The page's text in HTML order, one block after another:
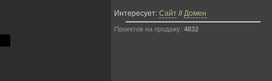
Интересует: Сайт //Домен
Проектов на продажу: 4832